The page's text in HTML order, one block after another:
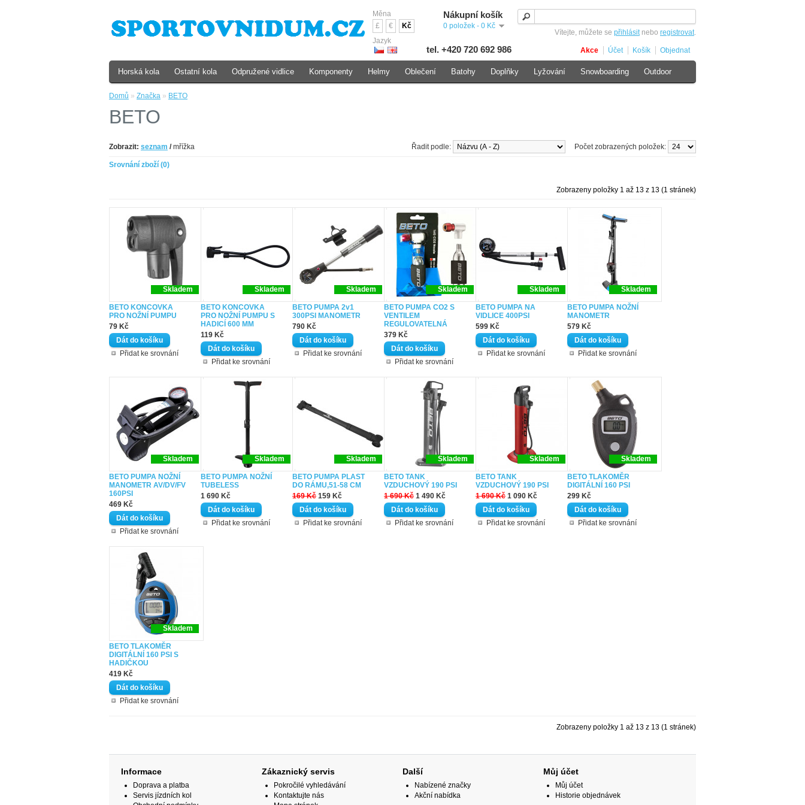
Jazyk
Měna
£
€ Kč
Nákupní košík
0 položek - 0 Kč
Vítejte, můžete se přihlásitnebo registrovat.
tel. +420 720 692 986 Akce Účet Košík Objednat
Domů » Značka » BETO
BETO
Zobrazit: seznam /mřížka Počet zobrazených položek:
Řadit podle:
Srovnání zboží (0)
Zobrazeny položky 1 až 13 z 13 (1 stránek)
Skladem
BETO KONCOVKA
PRO NOŽNÍ PUMPU
79 Kč
Přidat ke srovnání
Skladem
BETO KONCOVKA
PRO NOŽNÍ PUMPU S
HADICÍ 600 MM
119 Kč
Přidat ke srovnání
Skladem
BETO PUMPA 2v1
300PSI MANOMETR
790 Kč
Přidat ke srovnání
Skladem
BETO PUMPA CO2 S
VENTILEM
REGULOVATELNÁ
379 Kč
Přidat ke srovnání
Skladem
BETO PUMPA NA
VIDLICE 400PSI
599 Kč
Přidat ke srovnání
Skladem
BETO PUMPA NOŽNÍ
MANOMETR
579 Kč
Přidat ke srovnání
Skladem
BETO PUMPA NOŽNÍ
MANOMETR AV/DV/FV
160PSI
469 Kč
Přidat ke srovnání
Skladem
BETO PUMPA NOŽNÍ
TUBELESS
1 690 Kč
Přidat ke srovnání
Skladem
BETO PUMPA PLAST
DO RÁMU,51-58 CM
169 Kč 159 Kč
Přidat ke srovnání
Skladem
BETO TANK
VZDUCHOVÝ 190 PSI
1 690 Kč 1 490 Kč
Přidat ke srovnání
Skladem
BETO TANK
VZDUCHOVÝ 190 PSI
1 690 Kč 1 090 Kč
Přidat ke srovnání
Skladem
BETO TLAKOMĚR
DIGITÁLNÍ 160 PSI
299 Kč
Přidat ke srovnání
Skladem
BETO TLAKOMĚR
DIGITÁLNÍ 160 PSI S
HADIČKOU
419 Kč
Přidat ke srovnání
Zobrazeny položky 1 až 13 z 13 (1 stránek)
Horská kola Ostatní kola Odpružené vidlice Komponenty Helmy Oblečení Batohy Doplňky Lyžování Snowboarding Outdoor
Informace
Doprava a platba
Servis jízdních kol
Zákaznický servis
Pokročilé vyhledávání
Kontaktujte nás
Další
Nabízené značky
Akční nabídka
Můj účet
Můj účet
Historie objednávek